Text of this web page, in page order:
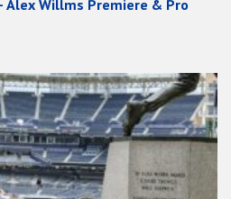
Alex Willms Premiere & Pro